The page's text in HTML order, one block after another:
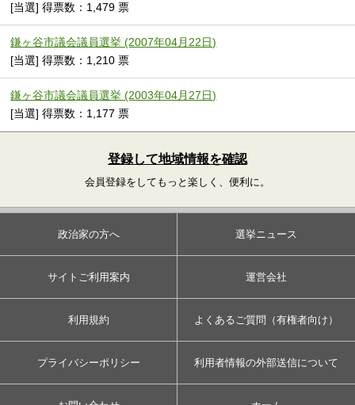
[当選] 得票数：1,479 票
鎌ヶ谷市議会議員選挙 (2007年04月22日)
[当選] 得票数：1,210 票
鎌ヶ谷市議会議員選挙 (2003年04月27日)
[当選] 得票数：1,177 票
登録して地域情報を確認
会員登録をしてもっと楽しく、便利に。
政治家の方へ 選挙ニュース
サイトご利用案内 運営会社
利用規約 よくあるご質問（有権者向け）
プライバシーポリシー 利用者情報の外部送信について